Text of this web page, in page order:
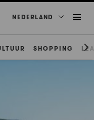
NEDERLAND
SHOPPING